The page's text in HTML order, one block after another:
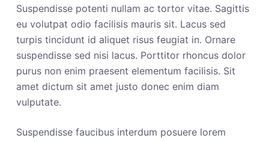
Suspendisse potenti nullam ac tortor vitae. Sagittis
eu volutpat odio facilisis mauris sit. Lacus sed
turpis tincidunt id aliquet risus feugiat in. Ornare
suspendisse sed nisi lacus. Porttitor rhoncus dolor
purus non enim praesent elementum facilisis. Sit
amet dictum sit amet justo donec enim diam
vulputate.
Suspendisse faucibus interdum posuere lorem